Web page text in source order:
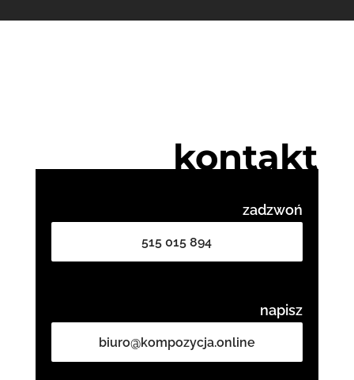
kontakt
zadzwoń
515 015 894
napisz
biuro@kompozycja.online